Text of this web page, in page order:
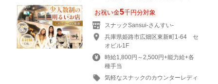
お祝い金5千円分対象
スナックSansui-さんすい-
兵庫県姫路市広畑区東新町1-64 セ
オビル1F
時給1,800円～2,500円+能力給+各
種手当
気軽なスナックのカウンターレディ